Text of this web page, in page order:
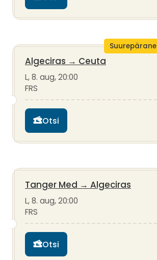
Algeciras → Ceuta
L, 8. aug, 20:00
FRS
Otsi
Tanger Med → Algeciras
L, 8. aug, 20:00
FRS
Otsi